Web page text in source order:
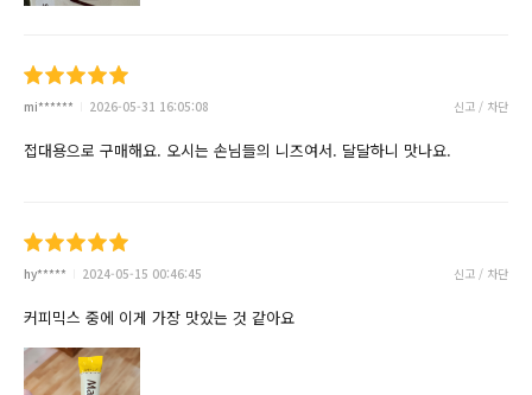
mi****** 2026-05-31 16:05:08 신고 / 차단
접대용으로 구매해요. 오시는 손님들의 니즈여서. 달달하니 맛나요.
hy***** 2024-05-15 00:46:45 신고 / 차단
커피믹스 중에 이게 가장 맛있는 것 같아요